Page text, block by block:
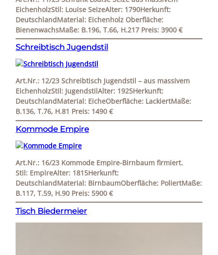
EichenholzStil: Louise SeizeAlter: 1790Herkunft:
DeutschlandMaterial: Eichenholz Oberfläche:
BienenwachsMaße: B.196, T.66, H.217 Preis: 3900 €
Schreibtisch Jugendstil
Art.Nr.: 12/23 Schreibtisch Jugendstil – aus massivem
EichenholzStil: JugendstilAlter: 1925Herkunft:
DeutschlandMaterial: EicheOberfläche: LackiertMaße:
B.136, T.76, H.81 Preis: 1490 €
Kommode Empire
Art.Nr.: 16/23 Kommode Empire-Birnbaum firmiert.
Stil: EmpireAlter: 1815Herkunft:
DeutschlandMaterial: BirnbaumOberfläche: PoliertMaße:
B.117, T.59, H.90 Preis: 5900 €
Tisch Biedermeier